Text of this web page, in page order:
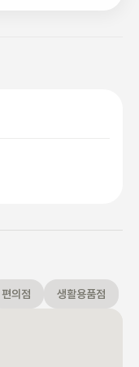
가합니다.
편의점 생활용품점